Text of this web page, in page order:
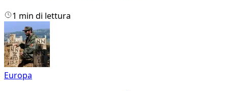
1 min di lettura
Europa